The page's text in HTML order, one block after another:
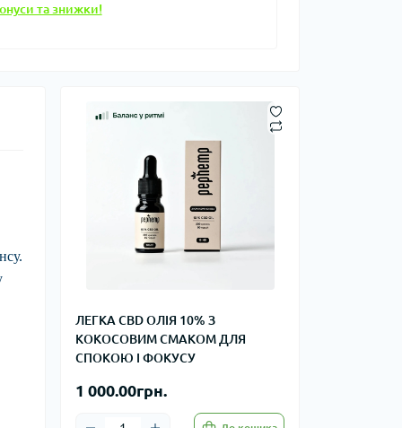
та знижки!
ЛЕГКА CBD ОЛІЯ 10% З
КОКОСОВИМ СМАКОМ ДЛЯ
СПОКОЮ І ФОКУСУ
1 000.00грн.